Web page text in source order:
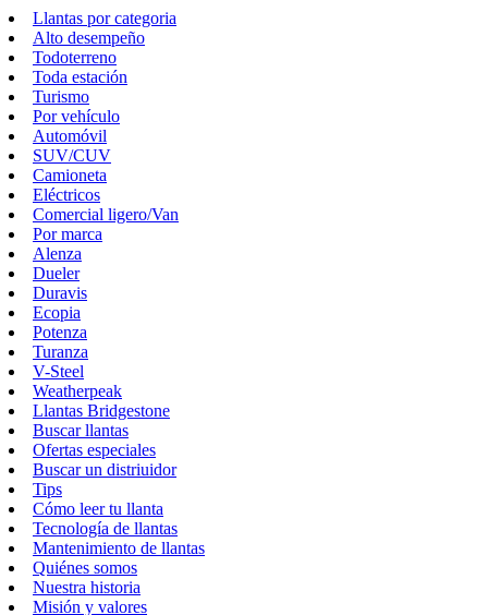
Llantas por categoria
Alto desempeño
Todoterreno
Toda estación
Turismo
Por vehículo
Automóvil
SUV/CUV
Camioneta
Eléctricos
Comercial ligero/Van
Por marca
Alenza
Dueler
Duravis
Ecopia
Potenza
Turanza
V-Steel
Weatherpeak
Llantas Bridgestone
Buscar llantas
Ofertas especiales
Buscar un distriuidor
Tips
Cómo leer tu llanta
Tecnología de llantas
Mantenimiento de llantas
Quiénes somos
Nuestra historia
Misión y valores